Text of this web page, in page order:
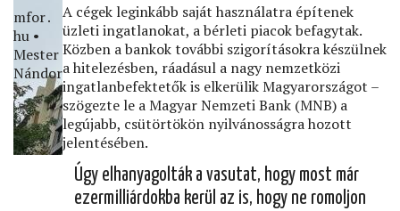
mfor․
hu •
Mester
Nándor
A cégek leginkább saját használatra építenek
üzleti ingatlanokat, a bérleti piacok befagytak.
Közben a bankok további szigorításokra készülnek
a hitelezésben, ráadásul a nagy nemzetközi
ingatlanbefektetők is elkerülik Magyarországot –
szögezte le a Magyar Nemzeti Bank (MNB) a
legújabb, csütörtökön nyilvánosságra hozott
jelentésében.
Úgy elhanyagolták a vasutat, hogy most már
ezermilliárdokba kerül az is, hogy ne romoljon